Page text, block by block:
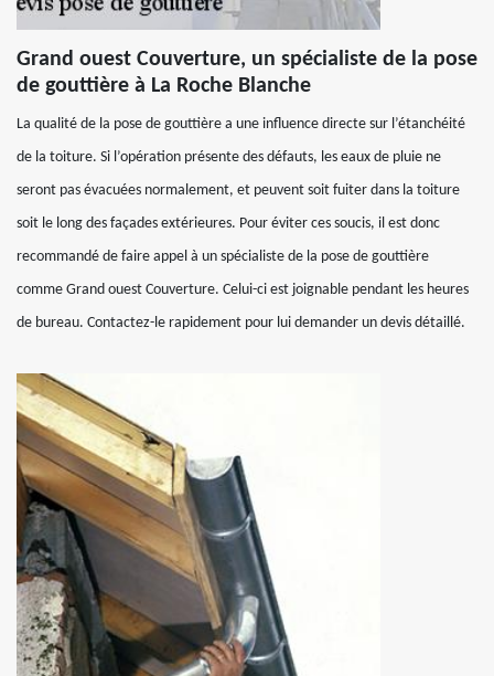
Grand ouest Couverture, un spécialiste de la pose
de gouttière à La Roche Blanche
La qualité de la pose de gouttière a une influence directe sur l’étanchéité
de la toiture. Si l’opération présente des défauts, les eaux de pluie ne
seront pas évacuées normalement, et peuvent soit fuiter dans la toiture
soit le long des façades extérieures. Pour éviter ces soucis, il est donc
recommandé de faire appel à un spécialiste de la pose de gouttière
comme Grand ouest Couverture. Celui-ci est joignable pendant les heures
de bureau. Contactez-le rapidement pour lui demander un devis détaillé.